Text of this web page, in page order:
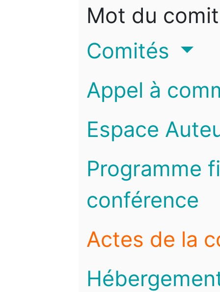
Mot du
Comités
Appel à
Espace
Programme
conférence
Actes de la